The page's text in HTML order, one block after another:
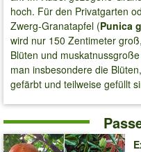
hoch. Für den Privatgarten
Zwerg-Granatapfel (Punica
wird nur 150 Zentimeter
Blüten und
man insbesondere die
gefärbt und teilweise gefüllt